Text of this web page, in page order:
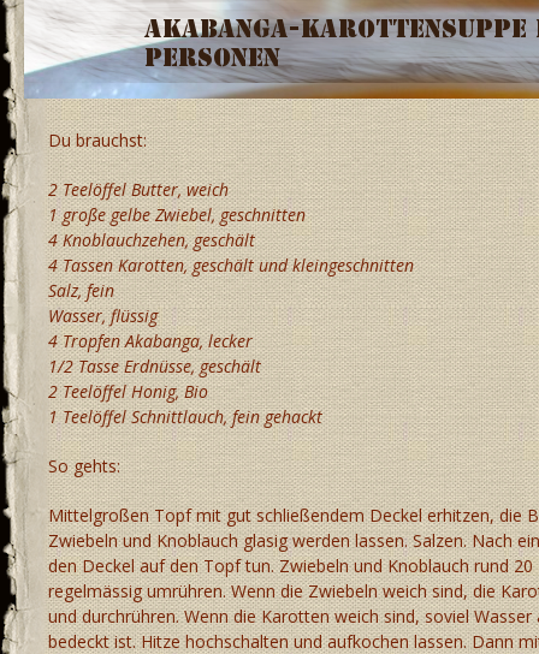
Akabanga-
Personen
Du brauchst:
2 Teelöffel Butter, weich
1 große gelbe Zwiebel, geschnitten
4 Knoblauchzehen, geschält
4 Tassen Karotten, geschält und kleingeschnitten
Salz, fein
Wasser, flüssig
4 Tropfen Akabanga, lecker
1/2 Tasse Erdnüsse, geschält
2 Teelöffel Honig, Bio
1 Teelöffel Schnittlauch, fein gehackt
So gehts:
Mittelgroßen Topf mit gut schließendem Deckel erhitzen, die
Zwiebeln und Knoblauch glasig werden lassen. Salzen. Nach
den Deckel auf den Topf tun. Zwiebeln und Knoblauch rund
regelmässig umrühren. Wenn die Zwiebeln weich sind, die
und durchrühren. Wenn die Karotten weich sind, soviel
bedeckt ist. Hitze hochschalten und aufkochen lassen. Dann